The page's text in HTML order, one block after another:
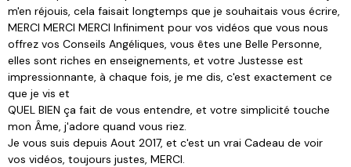
m'en réjouis, cela faisait longtemps que je souhaitais vous écrire,
MERCI MERCI MERCI Infiniment pour vos vidéos que vous nous
offrez vos Conseils Angéliques, vous êtes une Belle Personne,
elles sont riches en enseignements, et votre Justesse est
impressionnante, à chaque fois, je me dis, c'est exactement ce
que je vis et
QUEL BIEN ça fait de vous entendre, et votre simplicité touche
mon Âme, j'adore quand vous riez.
Je vous suis depuis Aout 2017, et c'est un vrai Cadeau de voir
vos vidéos, toujours justes, MERCI.